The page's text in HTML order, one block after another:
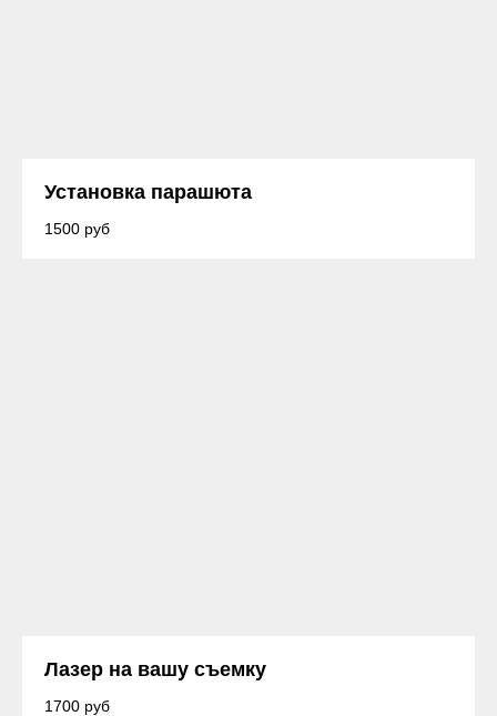
Установка парашюта
1500 руб
Лазер на вашу съемку
1700 руб